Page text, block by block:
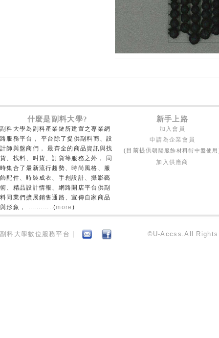
什麼是副料大學? 新手上路
副料大學為副料產業鏈所建置之專業網
路服務平台， 平台除了提供副料商、設
計師與盤商們， 最齊全的商品資訊與找
貨、找料、叫貨、訂貨等服務之外， 同
時集合了最新流行趨勢、時尚風格、服
飾配件、時裝成衣、手創設計、攝影藝
術、精品設計情報、網路開店平台供副
料同業們擴展銷售通路、宣傳自家商品
與形象， ............(more )
加入會員
申請為企業會員
(目前提供朝陽服飾材料街中盤使用
加入供應商
副料大學數位服務平台 | ©U-Accss.All Rights